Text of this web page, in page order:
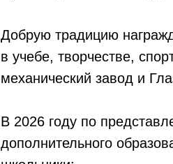
Добрую традицию
в учебе, творчестве,
механический завод и
В 2026 году по
дополнительного